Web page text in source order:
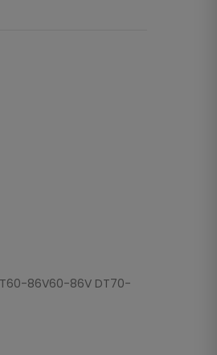
86V60-86V DT70-